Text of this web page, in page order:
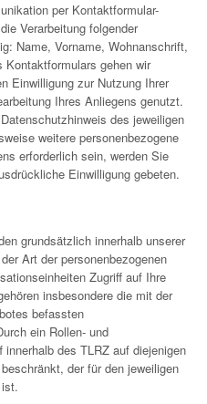
per Kontaktformular-
Verarbeitung folgender
Name, Vorname, Wohnanschrift,
Kontaktformulars gehen wir
Einwilligung zur Nutzung Ihrer
Ihres Anliegens genutzt.
des jeweiligen
weitere personenbezogene
erforderlich sein, werden Sie
Einwilligung gebeten.
grundsätzlich innerhalb unserer
Art der personenbezogenen
Zugriff auf Ihre
insbesondere die mit der
befassten
ein Rollen- und
des TLRZ auf diejenigen
der für den jeweiligen